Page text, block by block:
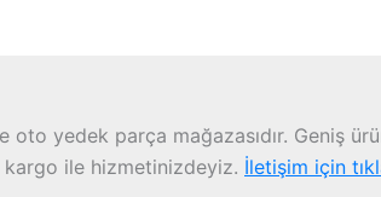
yedek parça mağazasıdır. Geniş
kargo ile hizmetinizdeyiz. İletişim için